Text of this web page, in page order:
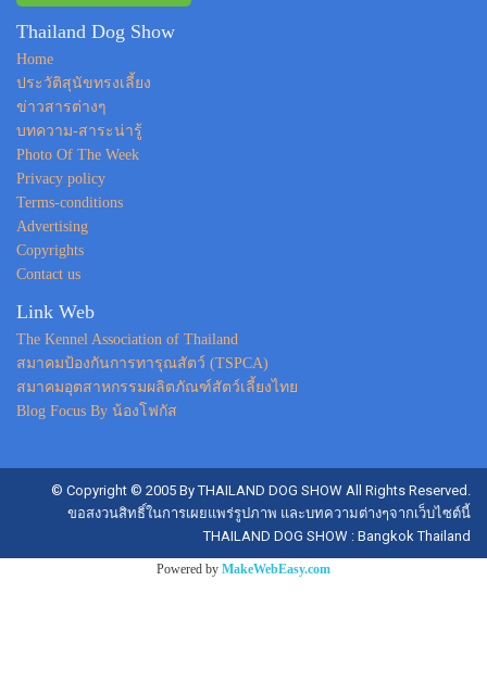
Thailand Dog Show
Home
ประวัติสุนัขทรงเลี้ยง
ข่าวสารต่างๆ
บทความ-สาระน่ารู้
Photo Of The Week
Privacy policy
Terms-conditions
Advertising
Copyrights
Contact us
Link Web
The Kennel Association of Thailand
สมาคมป้องกันการทารุณสัตว์ (TSPCA)
สมาคมอุตสาหกรรมผลิตภัณฑ์สัตว์เลี้ยงไทย
Blog Focus By น้องโฟกัส
© Copyright © 2005 By THAILAND DOG SHOW All Rights Reserved.
ขอสงวนสิทธิ์ในการเผยแพร่รูปภาพ และบทความต่างๆจากเว็บไซต์นี้
THAILAND DOG SHOW : Bangkok Thailand
Powered by MakeWebEasy.com